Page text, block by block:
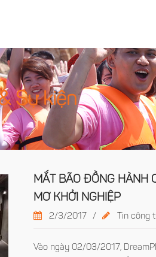
Sự kiện
MẮT BÃO ĐỒNG HÀNH
MƠ KHỞI NGHIỆP
2/3/2017 / Tin công
Vào ngày 02/03/2017,